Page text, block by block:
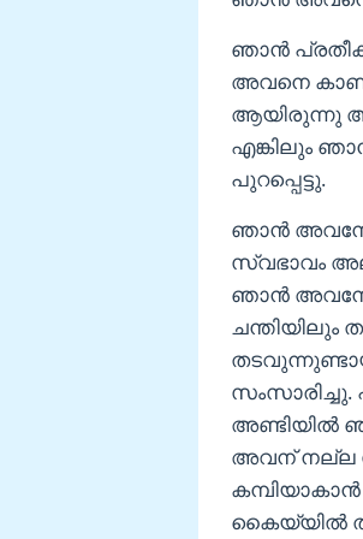
ഞാൻ
അവനെ
ആയിരുന്നു
എങ്കിലും
പുറപ്പെട്ടു.
ഞാൻ
സ്വഭാവം
ഞാൻ
ചന്തിയിലും
അണ്ടിയിൽ
അവന് നല്ല
കൈയ്യിൽ